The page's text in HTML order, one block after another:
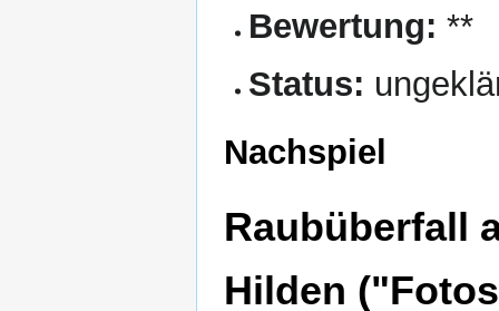
Bewertung: **
Status:
Nachspiel
Raubüberfall
Hilden